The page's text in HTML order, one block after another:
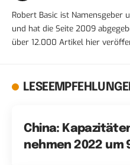
Robert Basic ist Namensgeber
und hat die Seite 2009
über 12.000 Artikel hier
China:
nehmen 2022 um